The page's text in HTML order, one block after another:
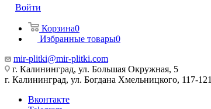
Войти
Корзина0
Избранные товары0
mir-plitki@mir-plitki.com
г. Калининград, ул. Большая Окружная, 5
г. Калининград, ул. Богдана Хмельницкого, 117-121
Вконтакте